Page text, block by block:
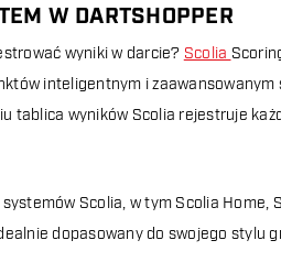
W DARTSHOPPER
wyniki w darcie? Scolia
inteligentnym i
tablica wyników Scolia rejestruje
Scolia, w tym Scolia Home,
dopasowany do swojego stylu